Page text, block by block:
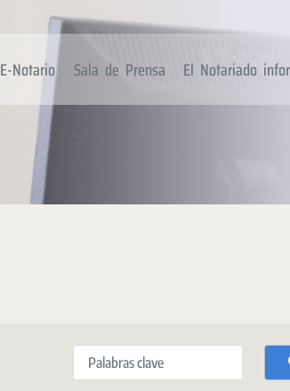
E-Notario Sala de Prensa El Notariado
Palabras clave